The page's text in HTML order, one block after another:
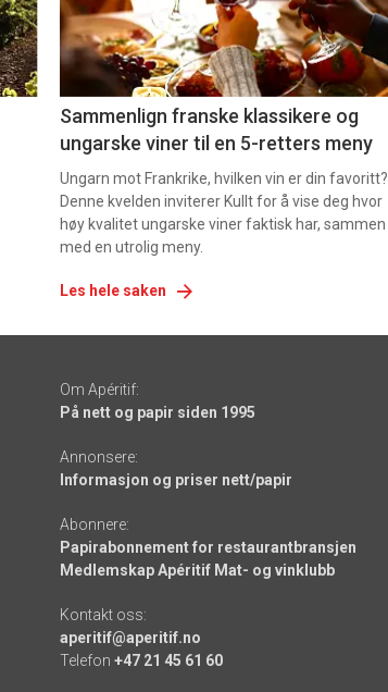
-
5
Sammenlign franske klassikere og
ungarske viner til en 5-retters meny
Ungarn mot Frankrike, hvilken vin er din favoritt?
Denne kvelden inviterer Kullt for å vise deg hvor
høy kvalitet ungarske viner faktisk har, sammen
med en utrolig meny.
Les hele saken
Om Apéritif:
På nett og papir siden 1995
Annonsere:
Informasjon og priser nett/papir
Abonnere:
Papirabonnement for restaurantbransjen
Medlemskap Apéritif Mat- og vinklubb
Kontakt oss:
aperitif@aperitif.no
Telefon +47 21 45 61 60